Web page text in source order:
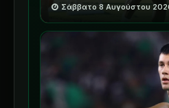
Σάββατο 8 Αυγούστου